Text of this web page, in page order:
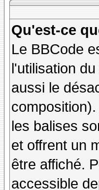
Qu'est-ce
Le BBCode
l'utilisation
aussi le
les balises
et offrent un
être affiché.
accessible